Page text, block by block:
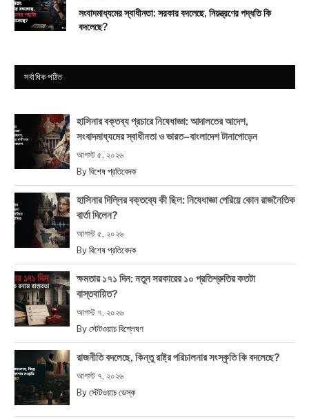
সংবাদমাধ্যমের স্বাধীনতা: সরকার বদলেছে, নিয়ন্ত্রণের পদ্ধতি কি
বদলেছে?
সর্বাধিক পঠিত
হাসিনার বক্তব্য প্রচারে নিষেধাজ্ঞা: আদালতের আদেশ,
সংবাদমাধ্যমের স্বাধীনতা ও ভারত–বাংলাদেশ টানাপোড়েন
আগস্ট ৫, ২০২৬
By বিশেষ প্রতিবেদক
হাসিনার দিল্লির বক্তব্যে কী ছিল: নিষেধাজ্ঞা পেরিয়ে কোন রাজনৈতিক
বার্তা দিলেন?
আগস্ট ৫, ২০২৬
By বিশেষ প্রতিবেদক
ক্ষমতার ১৭১ দিন: নতুন সরকারের ১০ প্রতিশ্রুতির কতটা
বাস্তবায়িত?
আগস্ট ৭, ২০২৬
By স্টেটওয়াচ বিশ্লেষণ
রাজনীতি বদলেছে, কিন্তু রাষ্ট্র পরিচালনার সংস্কৃতি কি বদলেছে?
আগস্ট ৭, ২০২৬
By স্টেটওয়াচ ডেস্ক